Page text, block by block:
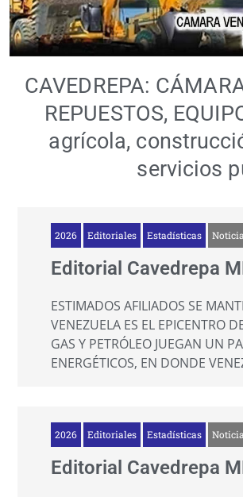
CAVEDREPA:
REPUESTOS,
agrícola,
servicios
2026 Editoriales Estadísticas
Editorial Cavedrepa
ESTIMADOS AFILIADOS SE
VENEZUELA ES EL EPICENTRO
GAS Y PETRÓLEO JUEGAN UN
ENERGÉTICOS, EN DONDE
2026 Editoriales Estadísticas
Editorial Cavedrepa